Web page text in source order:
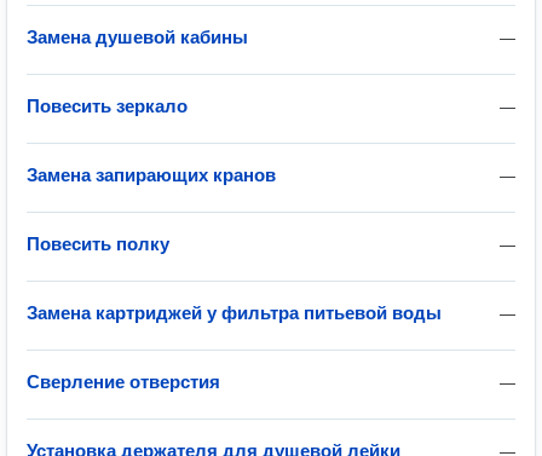
—
Замена душевой кабины
—
Повесить зеркало
—
Замена запирающих кранов
—
Повесить полку
—
Замена картриджей у фильтра питьевой воды
—
Сверление отверстия
—
Установка держателя для душевой лейки